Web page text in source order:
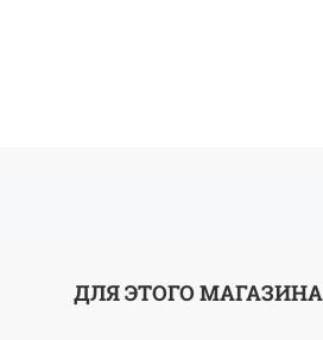
ДЛЯ ЭТОГО